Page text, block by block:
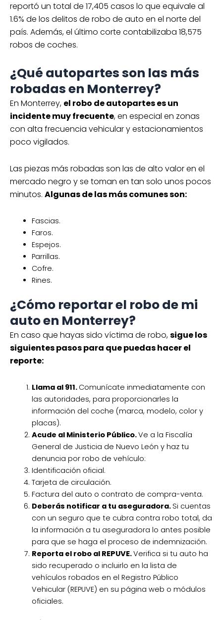
reportó un total de 17,405 casos lo que equivale al
1.6% de los delitos de robo de auto en el norte del
país. Además, el último corte contabilizaba 18,575
robos de coches.
¿Qué autopartes son las más
robadas en Monterrey?
En Monterrey, el robo de autopartes es un
incidente muy frecuente, en especial en zonas
con alta frecuencia vehicular y estacionamientos
poco vigilados.
Las piezas más robadas son las de alto valor en el
mercado negro y se toman en tan solo unos pocos
minutos. Algunas de las más comunes son:
Fascias.
Faros.
Espejos.
Parrillas.
Cofre.
Rines.
¿Cómo reportar el robo de mi
auto en Monterrey?
En caso que hayas sido víctima de robo,sigue los
siguientes pasos para que puedas hacer el
reporte:
Llama al 911. Comunícate inmediatamente con
las autoridades, para proporcionarles la
información del coche (marca, modelo, color y
placas).
Acude al Ministerio Público.Ve a la Fiscalía
General de Justicia de Nuevo León y haz tu
denuncia por robo de vehículo:
Identificación oficial.
Tarjeta de circulación.
Factura del auto o contrato de compra-venta.
Deberás notificar a tu aseguradora. Si cuentas
con un seguro que te cubra contra robo total, da
la información a tu aseguradora lo antes posible
para que se haga el proceso de indemnización.
Reporta el robo al REPUVE.Verifica si tu auto ha
sido recuperado o incluirlo en la lista de
vehículos robados en el Registro Público
Vehicular (REPUVE) en su página web o módulos
oficiales.